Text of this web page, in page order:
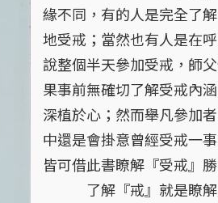
緣不同，有的人是完全了
地受戒；當然也有人是在
說整個半天參加受戒，師
果事前無確切了解受戒內
深植於心；然而舉凡參加
中還是會掛意曾經受戒一
皆可借此書瞭解『受戒』
了解『戒』就是瞭解